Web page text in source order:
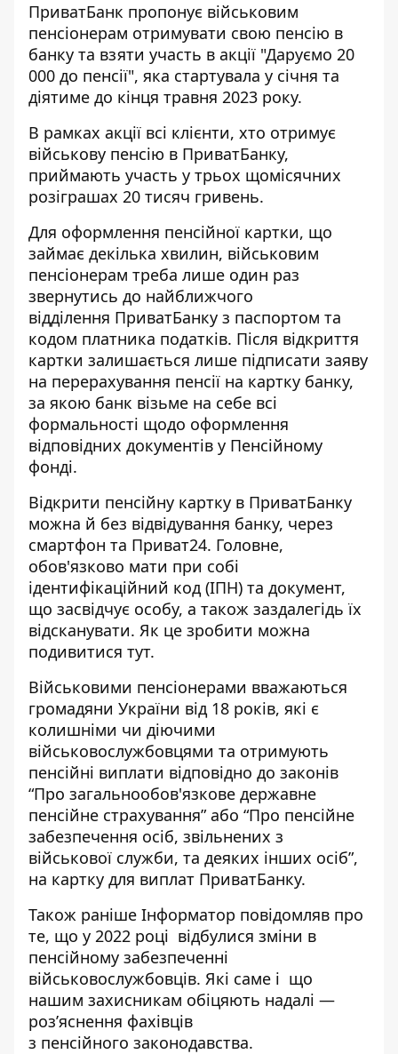
ПриватБанк пропонує військовим
пенсіонерам отримувати свою пенсію в
банку та взяти участь в акції "Даруємо 20
000 до пенсії", яка стартувала у січня та
діятиме до кінця травня 2023 року.
В рамках акції всі клієнти, хто отримує
військову пенсію в ПриватБанку,
приймають участь у трьох щомісячних
розіграшах 20 тисяч гривень.
Для оформлення пенсійної картки, що
займає декілька хвилин, військовим
пенсіонерам треба лише один раз
звернутись до найближчого
відділення ПриватБанку з паспортом та
кодом платника податків. Після відкриття
картки залишається лише підписати заяву
на перерахування пенсії на картку банку,
за якою банк візьме на себе всі
формальності щодо оформлення
відповідних документів у Пенсійному
фонді.
Відкрити пенсійну картку в ПриватБанку
можна й без відвідування банку, через
смартфон та Приват24. Головне,
обов'язково мати при собі
ідентифікаційний код (ІПН) та документ,
що засвідчує особу, а також заздалегідь їх
відсканувати. Як це зробити можна
подивитися тут.
Військовими пенсіонерами вважаються
громадяни України від 18 років, які є
колишніми чи діючими
військовослужбовцями та отримують
пенсійні виплати відповідно до законів
“Про загальнообов'язкове державне
пенсійне страхування” або “Про пенсійне
забезпечення осіб, звільнених з
військової служби, та деяких інших осіб”,
на картку для виплат ПриватБанку.
Також раніше Інформатор повідомляв про
те, що у 2022 році відбулися зміни в
пенсійному забезпеченні
військовослужбовців. Які саме і що
нашим захисникам обіцяють надалі —
роз’яснення фахівців
з пенсійного законодавства.